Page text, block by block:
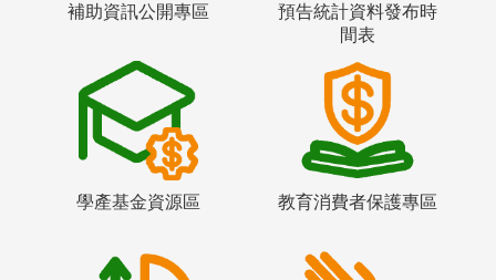
補助資訊公開專區
預告統計資料發布時
間表
學產基金資源區 教育消費者保護專區